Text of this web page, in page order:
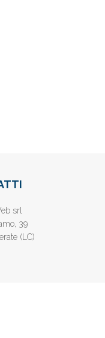
srl
39
(LC)